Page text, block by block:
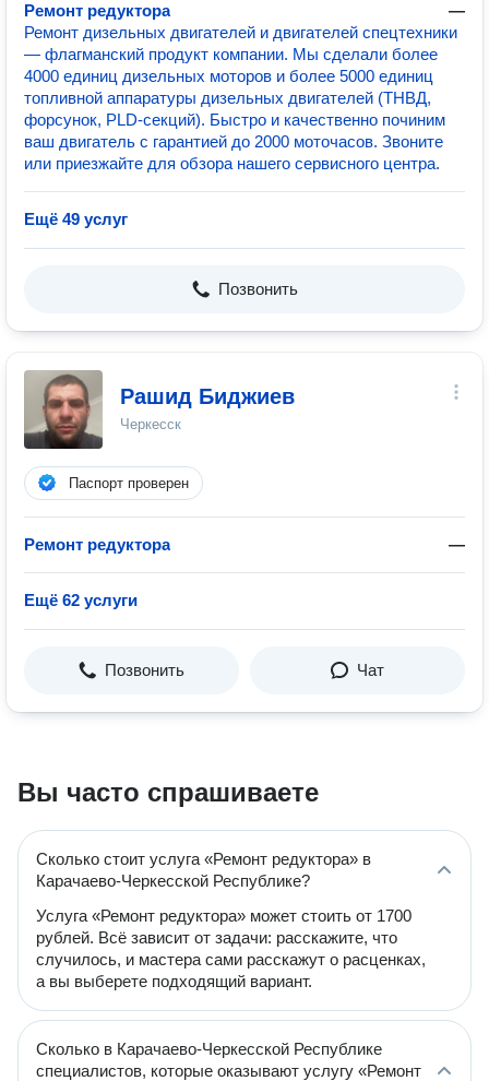
Ремонт редуктора
—
Ремонт дизельных двигателей и двигателей спецтехники
— флагманский продукт компании. Мы сделали более
4000 единиц дизельных моторов и более 5000 единиц
топливной аппаратуры дизельных двигателей (ТНВД,
форсунок, PLD-секций). Быстро и качественно починим
ваш двигатель с гарантией до 2000 моточасов. Звоните
или приезжайте для обзора нашего сервисного центра.
Ещё 49 услуг
Позвонить
Рашид Биджиев
Черкесск
Паспорт проверен
Ремонт редуктора —
Ещё 62 услуги
Позвонить Чат
Вы часто спрашиваете
Сколько стоит услуга «Ремонт редуктора» в
Карачаево-Черкесской Республике?
Услуга «Ремонт редуктора» может стоить от 1700
рублей. Всё зависит от задачи: расскажите, что
случилось, и мастера сами расскажут о расценках,
а вы выберете подходящий вариант.
Сколько в Карачаево-Черкесской Республике
специалистов, которые оказывают услугу «Ремонт